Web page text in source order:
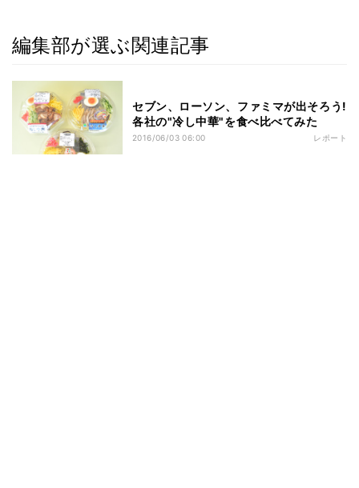
編集部が選ぶ関連記事
セブン、ローソン、ファミマが出そろう!
各社の"冷し中華"を食べ比べてみた
2016/06/03 06:00 レポート